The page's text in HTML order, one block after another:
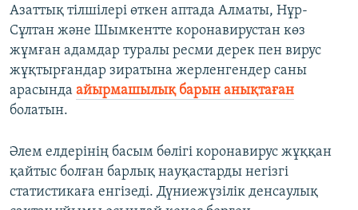
Азаттық тілшілері өткен аптада Алматы, Нұр-
Сұлтан және Шымкентте коронавирустан көз
жұмған адамдар туралы ресми дерек пен вирус
жұқтырғандар зиратына жерленгендер саны
арасында айырмашылық барын анықтаған
болатын.
Әлем елдерінің басым бөлігі коронавирус жұққан
қайтыс болған барлық науқастарды негізгі
статистикаға енгізеді. Дүниежүзілік денсаулық